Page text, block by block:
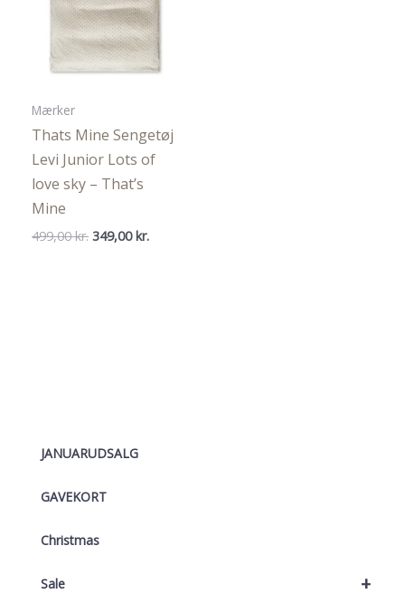
JANUARUDSALG
GAVEKORT
Christmas
+
Sale
Mærker
Thats Mine Sengetøj
Levi Junior Lots of
love sky – That’s
Mine
499,00kr. Den
349,00 kr.Den